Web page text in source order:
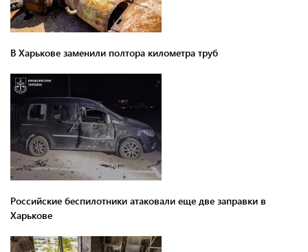
В Харькове заменили полтора километра труб
Российские беспилотники атаковали еще две заправки в
Харькове